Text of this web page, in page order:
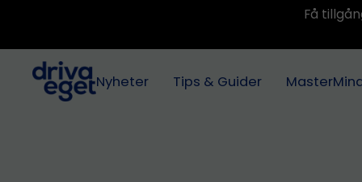
Få
Nyheter Tips & Guider